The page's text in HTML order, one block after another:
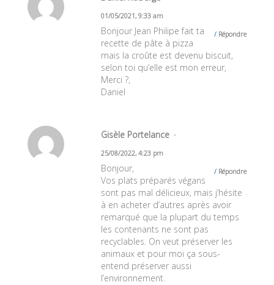
01/05/2021, 9:33 am
Répondre
Bonjour Jean Philipe fait ta
recette de pâte à pizza
mais la croûte est devenu biscuit,
selon toi qu’elle est mon erreur,
Merci ?,
Daniel
Gisèle Portelance
25/08/2022, 4:23 pm
Répondre
Bonjour,
Vos plats préparés végans
sont pas mal délicieux, mais j’hésite
à en acheter d’autres après avoir
remarqué que la plupart du temps
les contenants ne sont pas
recyclables. On veut préserver les
animaux et pour moi ça sous-
entend préserver aussi
l’environnement.